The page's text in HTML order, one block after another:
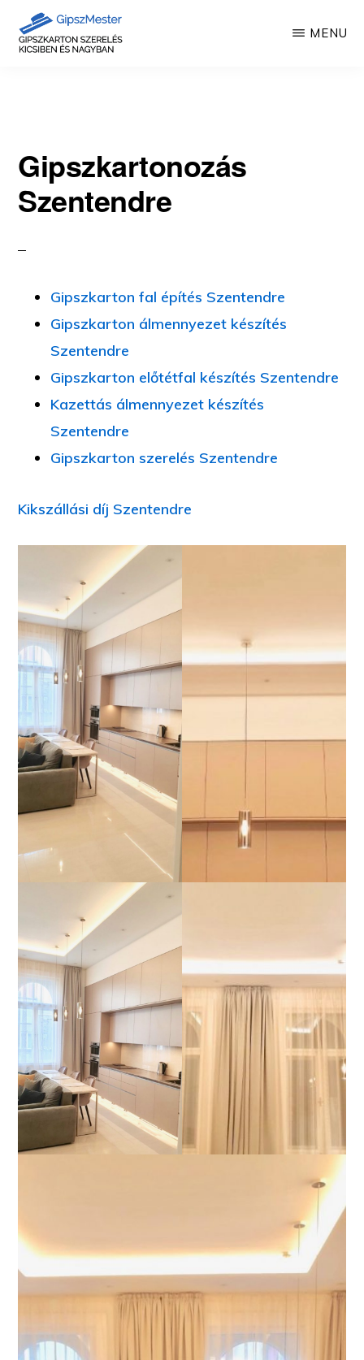
MENU
Gipszkartonozás
Szentendre
Gipszkarton fal építés Szentendre
Gipszkarton álmennyezet készítés
Szentendre
Gipszkarton előtétfal készítés Szentendre
Kazettás álmennyezet készítés
Szentendre
Gipszkarton szerelés Szentendre
Kikszállási díj Szentendre